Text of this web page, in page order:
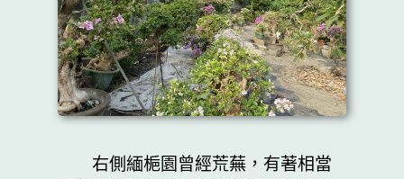
右側緬梔園曾經荒蕪，有著相當